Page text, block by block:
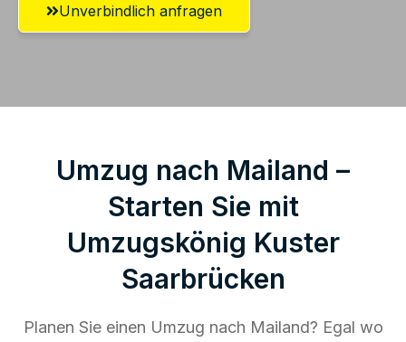
Unverbindlich anfragen
Umzug nach Mailand –
Starten Sie mit
Umzugskönig Kuster
Saarbrücken
Planen Sie einen Umzug nach Mailand? Egal wo